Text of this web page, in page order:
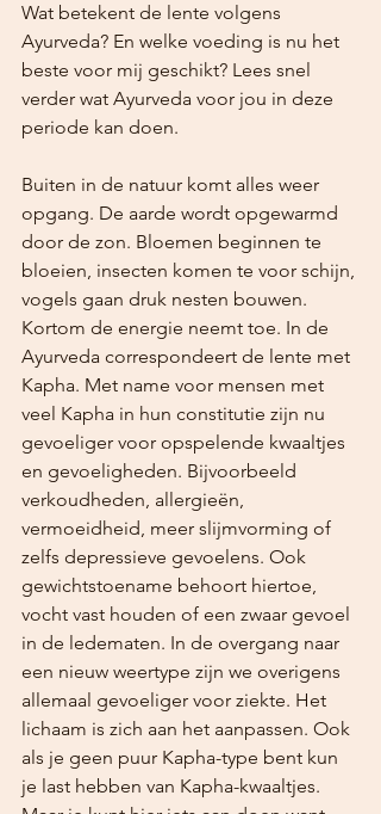
Wat betekent de lente volgens
Ayurveda? En welke voeding is nu het
beste voor mij geschikt? Lees snel
verder wat Ayurveda voor jou in deze
periode kan doen.
Buiten in de natuur komt alles weer
opgang. De aarde wordt opgewarmd
door de zon. Bloemen beginnen te
bloeien, insecten komen te voor schijn,
vogels gaan druk nesten bouwen.
Kortom de energie neemt toe. In de
Ayurveda correspondeert de lente met
Kapha. Met name voor mensen met
veel Kapha in hun constitutie zijn nu
gevoeliger voor opspelende kwaaltjes
en gevoeligheden. Bijvoorbeeld
verkoudheden, allergieën,
vermoeidheid, meer slijmvorming of
zelfs depressieve gevoelens. Ook
gewichtstoename behoort hiertoe,
vocht vast houden of een zwaar gevoel
in de ledematen. In de overgang naar
een nieuw weertype zijn we overigens
allemaal gevoeliger voor ziekte. Het
lichaam is zich aan het aanpassen. Ook
als je geen puur Kapha-type bent kun
je last hebben van Kapha-kwaaltjes.